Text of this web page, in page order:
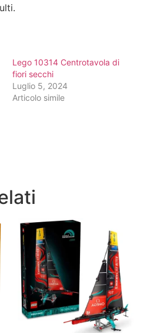
Lego 10314 Centrotavola di
fiori secchi
Luglio 5, 2024
Articolo simile